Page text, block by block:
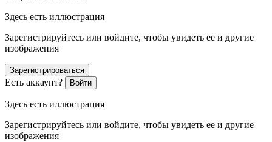
Здесь есть иллюстрация
Зарегистрируйтесь или войдите, чтобы увидеть ее и другие
изображения
Зарегистрироваться
Есть аккаунт? Войти
Здесь есть иллюстрация
Зарегистрируйтесь или войдите, чтобы увидеть ее и другие
изображения